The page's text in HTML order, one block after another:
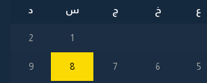
ع خ ج س د
1
2
5
6
7
8
9